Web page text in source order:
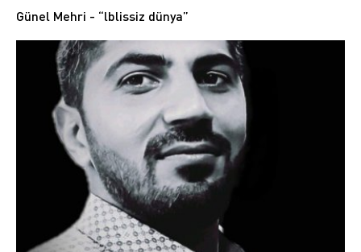
Günel Mehri - “lblissiz dünya”